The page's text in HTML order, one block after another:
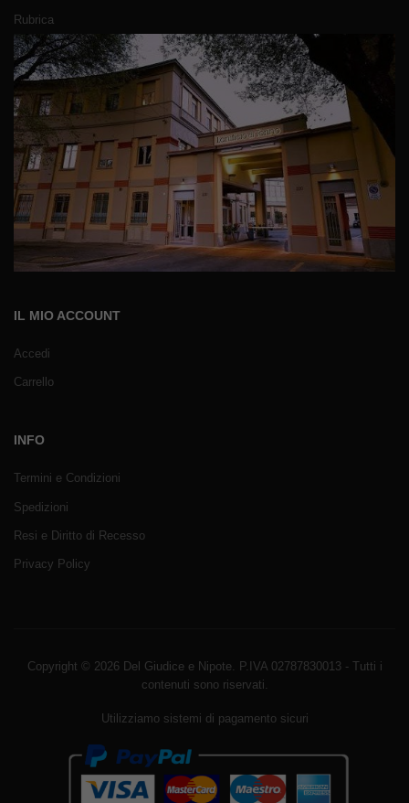
Rubrica
IL MIO ACCOUNT
Accedi
Carrello
INFO
Termini e Condizioni
Spedizioni
Resi e Diritto di Recesso
Privacy Policy
Copyright © 2026 Del Giudice e Nipote. P.IVA 02787830013 - Tutti i
contenuti sono riservati.
Utilizziamo sistemi di pagamento sicuri